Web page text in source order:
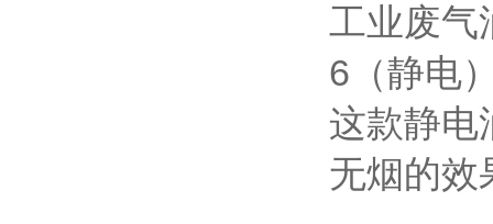
工业废气
6（静电
这款静电
无烟的效